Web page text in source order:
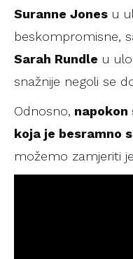
Suranne Jones u
beskompromisne,
Sarah Rundle u
snažnije negoli se
Odnosno, napokon
koja je besramno
možemo zamjeriti